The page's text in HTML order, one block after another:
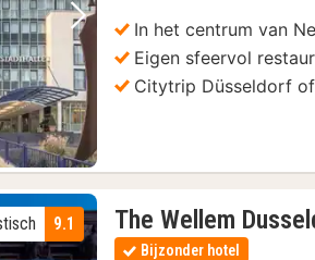
Volgende foto
In het centrum van
Eigen sfeervol
Citytrip Düsseldorf of
9.1 The Wellem
Bijzonder hotel